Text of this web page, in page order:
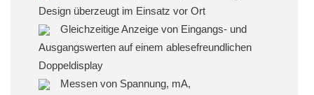
Design überzeugt im Einsatz vor Ort
Gleichzeitige Anzeige von Eingangs- und
Ausgangswerten auf einem ablesefreundlichen
Doppeldisplay
Messen von Spannung, mA,